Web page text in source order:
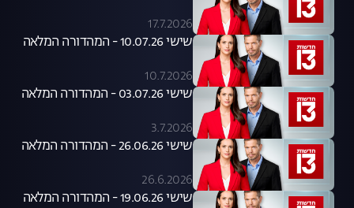
17.7.2026
שישי 10.07.26 - המהדורה המלאה
10.7.2026
שישי 03.07.26 - המהדורה המלאה
3.7.2026
שישי 26.06.26 - המהדורה המלאה
26.6.2026
שישי 19.06.26 - המהדורה המלאה